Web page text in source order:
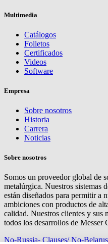
Multimedia
Catálogos
Folletos
Certificados
Videos
Software
Empresa
Sobre nosotros
Historia
Carrera
Noticias
Sobre nosotros
Somos un proveedor global de
metalúrgica. Nuestros sistemas
están diseñados para permitir a
ambiciones con productos de
calidad. Nuestros clientes y sus
todos los desarrollos de Messer
No-Russia- Clauses/ No-